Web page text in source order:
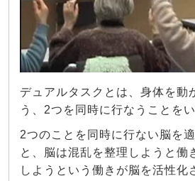
デュアルタスクとは、身体を動
う、2つを同時に行なうことをい
2つのことを同時に行ない脳を
と、脳は混乱を整理しようと働
しようという働きが脳を活性化